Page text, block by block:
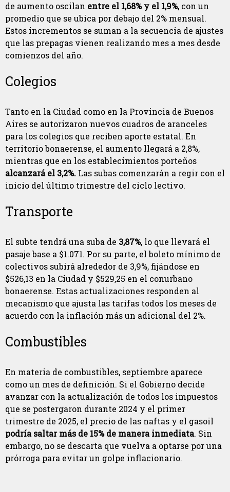
de aumento oscilan entre el 1,68% y el 1,9%, con un
promedio que se ubica por debajo del 2% mensual.
Estos incrementos se suman a la secuencia de ajustes
que las prepagas vienen realizando mes a mes desde
comienzos del año.
Colegios
Tanto en la Ciudad como en la Provincia de Buenos
Aires se autorizaron nuevos cuadros de aranceles
para los colegios que reciben aporte estatal. En
territorio bonaerense, el aumento llegará a 2,8%,
mientras que en los establecimientos porteños
alcanzará el 3,2%. Las subas comenzarán a regir con el
inicio del último trimestre del ciclo lectivo.
Transporte
El subte tendrá una suba de 3,87%, lo que llevará el
pasaje base a $1.071. Por su parte, el boleto mínimo de
colectivos subirá alrededor de 3,9%, fijándose en
$526,13 en la Ciudad y $529,25 en el conurbano
bonaerense. Estas actualizaciones responden al
mecanismo que ajusta las tarifas todos los meses de
acuerdo con la inflación más un adicional del 2%.
Combustibles
En materia de combustibles, septiembre aparece
como un mes de definición. Si el Gobierno decide
avanzar con la actualización de todos los impuestos
que se postergaron durante 2024 y el primer
trimestre de 2025, el precio de las naftas y el gasoil
podría saltar más de 15% de manera inmediata. Sin
embargo, no se descarta que vuelva a optarse por una
prórroga para evitar un golpe inflacionario.